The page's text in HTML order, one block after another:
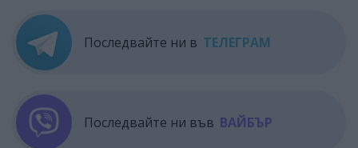
Последвайте ни в ТЕЛЕГРАМ
Последвайте ни във ВАЙБЪР